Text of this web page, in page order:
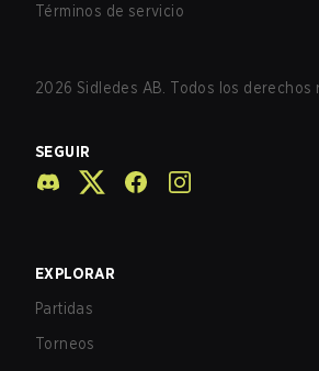
Términos de servicio
2026 Sidledes AB. Todos los derechos
SEGUIR
EXPLORAR
Partidas
Torneos